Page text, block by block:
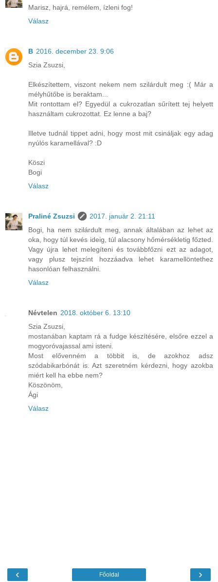
Marisz, hajrá, remélem, ízleni fog!
Válasz
B 2016. december 23. 9:06
Szia Zsuzsi,
Elkészítettem, viszont nekem nem szilárdult meg :( Már a
mélyhűtőbe is beraktam...
Mit rontottam el? Egyedül a cukrozatlan sűrített tej helyett
használtam cukrozottat. Ez lenne a baj?
Illetve tudnál tippet adni, hogy most mit csináljak egy adag
nyúlós karamellával? :D
Köszi
Bogi
Válasz
Praliné Zsuzsi
2017. január 2. 21:11
Bogi, ha nem szilárdult meg, annak általában az lehet az
oka, hogy túl kevés ideig, túl alacsony hőmérsékletig főzted.
Vagy újra lehet melegíteni és továbbfőzni ezt az adagot,
vagy plusz tejszínt hozzáadva lehet karamellöntethez
hasonlóan felhasználni.
Válasz
Névtelen 2018. október 6. 13:10
Szia Zsuzsi,
mostanában kaptam rá a fudge készítésére, elsőre ezzel a
mogyoróvajassal ami isteni.
Most elővenném a többit is, de azokhoz adsz
szódabikarbónát is. Azt szeretném kérdezni, hogy azokba
miért kell ha ebbe nem?
Köszönöm,
Ági
Válasz
‹ ›
Főoldal